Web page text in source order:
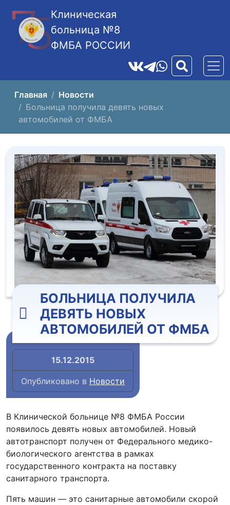
Клиническая
больница №8
ФМБА РОССИИ
Главная
Новости
Больница получила девять новых
автомобилей от ФМБА
БОЛЬНИЦА ПОЛУЧИЛА
ДЕВЯТЬ НОВЫХ
АВТОМОБИЛЕЙ ОТ ФМБА
15.12.2015
Опубликовано в Новости
В Клинической больнице №8 ФМБА России
появилось девять новых автомобилей. Новый
автотранспорт получен от Федерального медико-
биологического агентства в рамках
государственного контракта на поставку
санитарного транспорта.
Пять машин — это санитарные автомобили скорой